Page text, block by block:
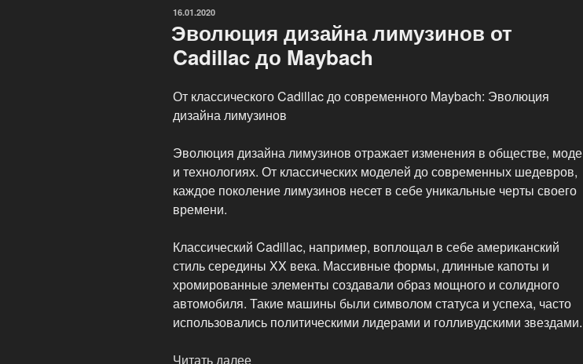
ОПУБЛИКОВАНО
16.01.2020
Эволюция дизайна лимузинов от
Cadillac до Maybach
От классического Cadillac до современного Maybach: Эволюция
дизайна лимузинов
Эволюция дизайна лимузинов отражает изменения в обществе, моде
и технологиях. От классических моделей до современных шедевров,
каждое поколение лимузинов несет в себе уникальные черты своего
времени.
Классический Cadillac, например, воплощал в себе американский
стиль середины XX века. Массивные формы, длинные капоты и
хромированные элементы создавали образ мощного и солидного
автомобиля. Такие машины были символом статуса и успеха, часто
использовались политическими лидерами и голливудскими звездами.
Читать далее